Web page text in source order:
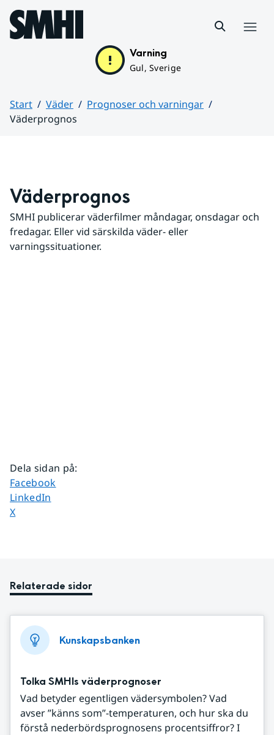
Hoppa till sidans innehåll
Varning
Gul, Sverige
Start Väder
Prognoser och varningar
Väderprognos
Väderprognos
SMHI publicerar väderfilmer måndagar, onsdagar och
fredagar. Eller vid särskilda väder- eller
varningssituationer.
Dela sidan på:
Dela sidan på
Facebook
Dela sidan på
LinkedIn
Dela sidan på
X
Relaterade sidor
Kunskapsbanken
Tolka SMHIs väderprognoser
Vad betyder egentligen vädersymbolen? Vad
avser ”känns som”-temperaturen, och hur ska du
förstå nederbördsprognosens procentsiffror? I